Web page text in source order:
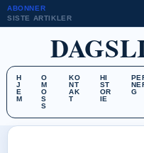
ABONNER
SISTE ARTIKLER
H
J
E
M
O
M
O
S
S
KO
NT
AK
T
HI
ST
OR
IE
G